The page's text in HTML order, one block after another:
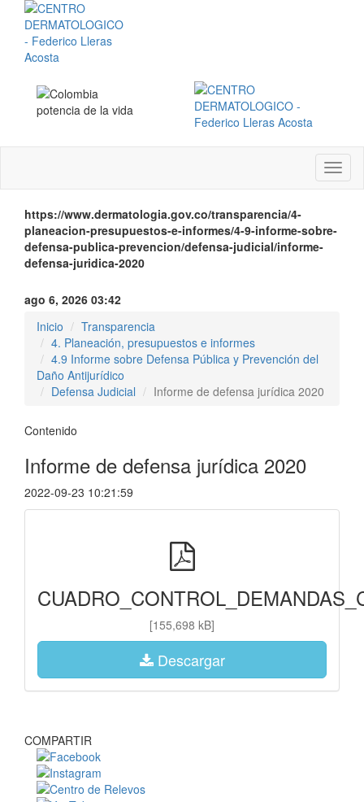
Menú
https://www.dermatologia.gov.co/transparencia/4-
planeacion-presupuestos-e-informes/4-9-informe-sobre-
defensa-publica-prevencion/defensa-judicial/informe-
defensa-juridica-2020
ago 6, 2026 03:42
Inicio
Transparencia
4. Planeación, presupuestos e informes
4.9 Informe sobre Defensa Pública y Prevención del
Daño Antijurídico
Defensa Judicial
Informe de defensa jurídica 2020
Contenido
Informe de defensa jurídica 2020
2022-09-23 10:21:59
[155,698 kB]
Descargar
COMPARTIR